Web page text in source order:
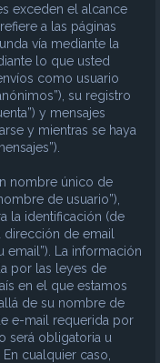
exceden el alcance
a las páginas
vía mediante la
lo que usted
como usuario
su registro
y mensajes
y mientras se haya
nombre único de
de usuario”),
la identificación (de
dirección de email
email”). La información
por las leyes de
en el que estamos
de su nombre de
e-mail requerida por
será obligatoria u
cualquier caso,